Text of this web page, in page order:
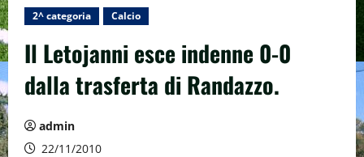
2^ categoria Calcio
Il Letojanni esce indenne 0-0
dalla trasferta di Randazzo.
admin
22/11/2010